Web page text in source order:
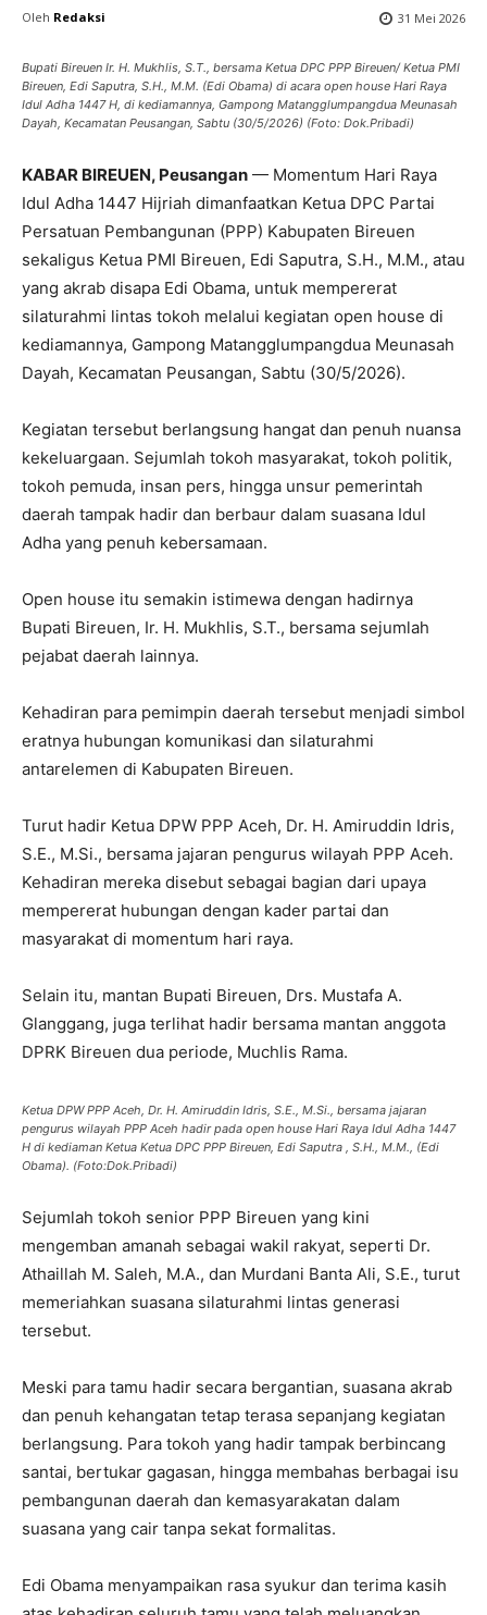
Oleh Redaksi 31 Mei 2026
Bupati Bireuen Ir. H. Mukhlis, S.T., bersama Ketua DPC PPP Bireuen/ Ketua PMI
Bireuen, Edi Saputra, S.H., M.M. (Edi Obama) di acara open house Hari Raya
Idul Adha 1447 H, di kediamannya, Gampong Matangglumpangdua Meunasah
Dayah, Kecamatan Peusangan, Sabtu (30/5/2026) (Foto: Dok.Pribadi)
KABAR BIREUEN, Peusangan — Momentum Hari Raya
Idul Adha 1447 Hijriah dimanfaatkan Ketua DPC Partai
Persatuan Pembangunan (PPP) Kabupaten Bireuen
sekaligus Ketua PMI Bireuen, Edi Saputra, S.H., M.M., atau
yang akrab disapa Edi Obama, untuk mempererat
silaturahmi lintas tokoh melalui kegiatan open house di
kediamannya, Gampong Matangglumpangdua Meunasah
Dayah, Kecamatan Peusangan, Sabtu (30/5/2026).
Kegiatan tersebut berlangsung hangat dan penuh nuansa
kekeluargaan. Sejumlah tokoh masyarakat, tokoh politik,
tokoh pemuda, insan pers, hingga unsur pemerintah
daerah tampak hadir dan berbaur dalam suasana Idul
Adha yang penuh kebersamaan.
Open house itu semakin istimewa dengan hadirnya
Bupati Bireuen, Ir. H. Mukhlis, S.T., bersama sejumlah
pejabat daerah lainnya.
Kehadiran para pemimpin daerah tersebut menjadi simbol
eratnya hubungan komunikasi dan silaturahmi
antarelemen di Kabupaten Bireuen.
Turut hadir Ketua DPW PPP Aceh, Dr. H. Amiruddin Idris,
S.E., M.Si., bersama jajaran pengurus wilayah PPP Aceh.
Kehadiran mereka disebut sebagai bagian dari upaya
mempererat hubungan dengan kader partai dan
masyarakat di momentum hari raya.
Selain itu, mantan Bupati Bireuen, Drs. Mustafa A.
Glanggang, juga terlihat hadir bersama mantan anggota
DPRK Bireuen dua periode, Muchlis Rama.
Ketua DPW PPP Aceh, Dr. H. Amiruddin Idris, S.E., M.Si., bersama jajaran
pengurus wilayah PPP Aceh hadir pada open house Hari Raya Idul Adha 1447
H di kediaman Ketua Ketua DPC PPP Bireuen, Edi Saputra , S.H., M.M., (Edi
Obama). (Foto:Dok.Pribadi)
Sejumlah tokoh senior PPP Bireuen yang kini
mengemban amanah sebagai wakil rakyat, seperti Dr.
Athaillah M. Saleh, M.A., dan Murdani Banta Ali, S.E., turut
memeriahkan suasana silaturahmi lintas generasi
tersebut.
Meski para tamu hadir secara bergantian, suasana akrab
dan penuh kehangatan tetap terasa sepanjang kegiatan
berlangsung. Para tokoh yang hadir tampak berbincang
santai, bertukar gagasan, hingga membahas berbagai isu
pembangunan daerah dan kemasyarakatan dalam
suasana yang cair tanpa sekat formalitas.
Edi Obama menyampaikan rasa syukur dan terima kasih